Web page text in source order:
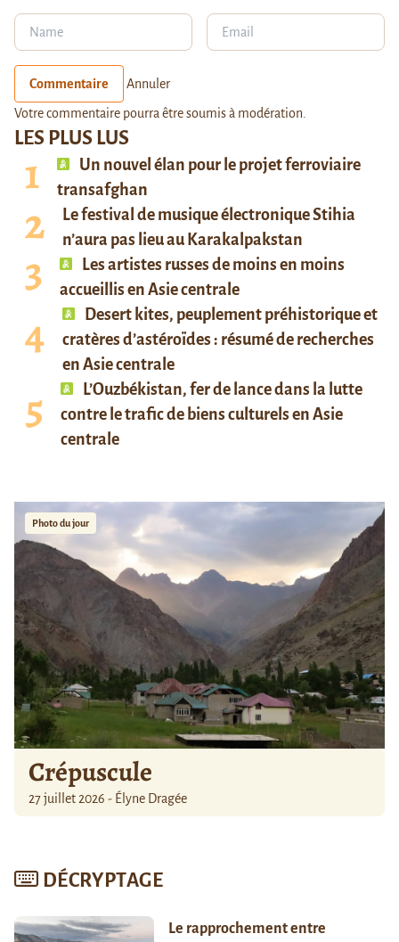
LES PLUS LUS
Un nouvel élan pour le projet ferroviaire
transafghan
Le festival de musique électronique Stihia
n’aura pas lieu au Karakalpakstan
Les artistes russes de moins en moins
accueillis en Asie centrale
Desert kites, peuplement préhistorique et
cratères d’astéroïdes : résumé de recherches
en Asie centrale
L’Ouzbékistan, fer de lance dans la lutte
contre le trafic de biens culturels en Asie
centrale
Photo du jour
Crépuscule
27 juillet 2026 - Élyne Dragée
DÉCRYPTAGE
Le rapprochement entre
Commentaire Annuler
Votre commentaire pourra être soumis à modération.